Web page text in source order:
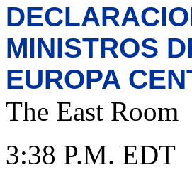
MINISTROS
EUROPA
The East Room
3:38 P.M. EDT